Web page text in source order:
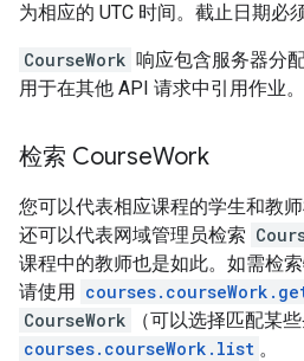
为相应的 UTC 时间。截止日期必
CourseWork 响应包含服务器分
用于在其他 API 请求中引用作业。
检索 CourseWork
您可以代表相应课程的学生和教
还可以代表网域管理员检索
课程中的教师也是如此。如需检
请使用
CourseWork
（可以选择匹配某
courses.courseWork.list 。